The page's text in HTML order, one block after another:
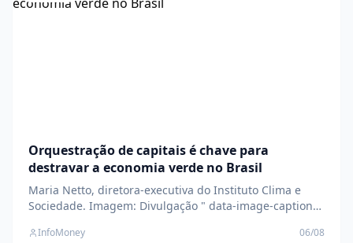
Orquestração de capitais é chave para
destravar a economia verde no Brasil
Maria Netto, diretora-executiva do Instituto Clima e
Sociedade. Imagem: Divulgação " data-image-caption="
Sociedade. Imagem: Divulgação " data-large-
InfoMoney 06/08